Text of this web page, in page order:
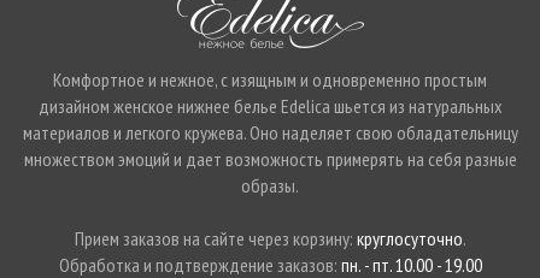
Комфортное и нежное, с изящным и одновременно простым
дизайном женское нижнее белье Edelica шьется из натуральных
материалов и легкого кружева. Оно наделяет свою обладательницу
множеством эмоций и дает возможность примерять на себя разные
образы.
Прием заказов на сайте через корзину: круглосуточно.
Обработка и подтверждение заказов: пн. - пт. 10.00 - 19.00